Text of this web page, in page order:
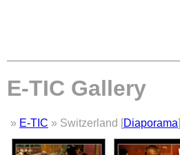
E-TIC Gallery
» E-TIC » Switzerland [Diaporama]